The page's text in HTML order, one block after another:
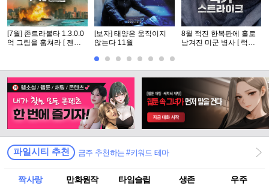
[7월] 존트라볼타 1.3.0.0
억 그림을 훔쳐라 [ 젠틀
[보자] 태양은 움직이지
않는다 11월
8월 적진 한복판에 홀로
남겨진 미군 병사 [ 럭키
파일시티 추천 금주 추천하는 #키워드 테마
짝사랑 만화원작 타임슬립 생존 우주